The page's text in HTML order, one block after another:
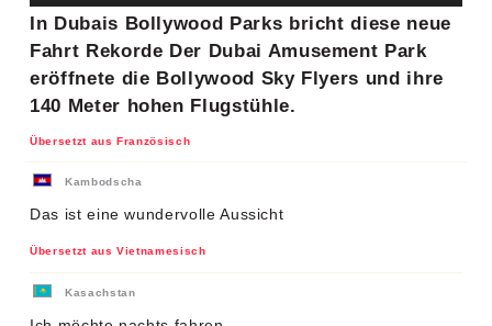
In Dubais Bollywood Parks bricht diese neue
Fahrt Rekorde Der Dubai Amusement Park
eröffnete die Bollywood Sky Flyers und ihre
140 Meter hohen Flugstühle.
Übersetzt aus Französisch
Kambodscha
Das ist eine wundervolle Aussicht
Übersetzt aus Vietnamesisch
Kasachstan